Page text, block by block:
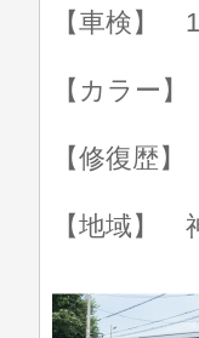
【車検】
【カラー
【修復歴
【地域】